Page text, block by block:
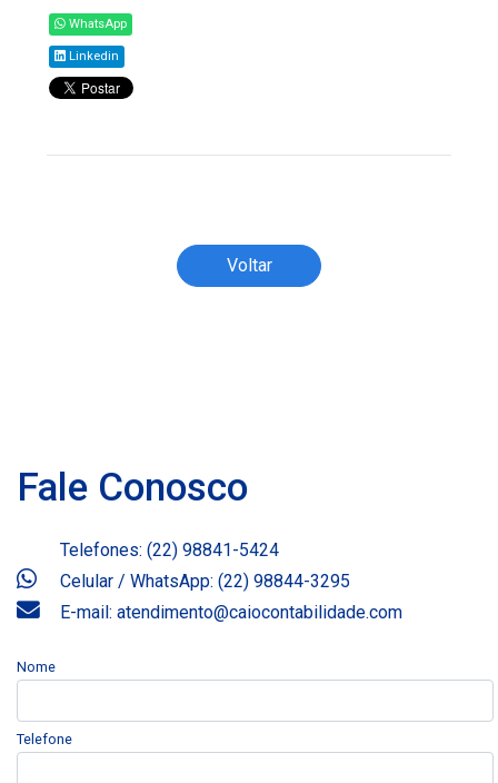
WhatsApp
Linkedin
Voltar
Fale Conosco
Telefones: (22) 98841-5424
Celular / WhatsApp: (22) 98844-3295
E-mail: atendimento@caiocontabilidade.com
Nome
Telefone